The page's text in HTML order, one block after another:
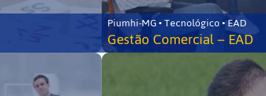
Piumhi-MG • Tecnológico • EAD
Gestão Comercial – EAD